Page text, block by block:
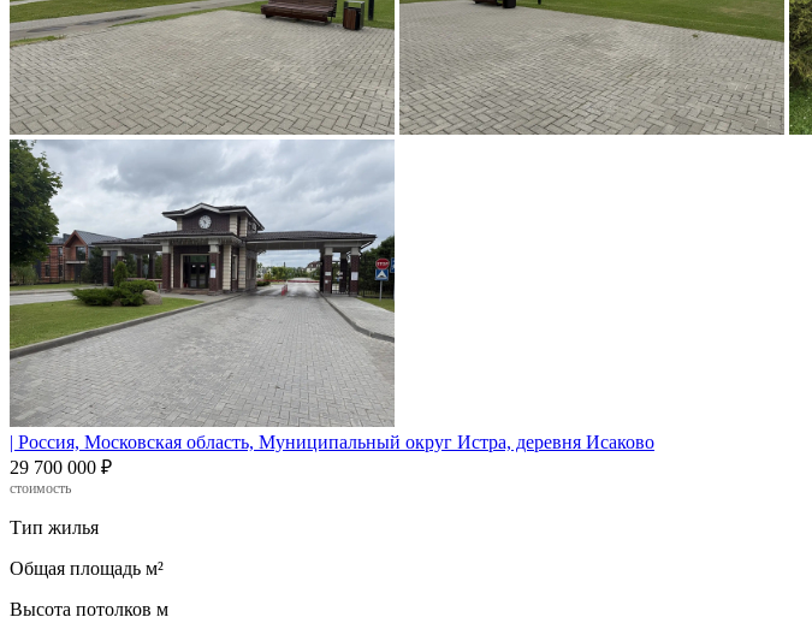
| Россия, Московская область, Муниципальный округ Истра, деревня Исаково
29 700 000 ₽
стоимость
Тип жилья
Общая площадь м²
Высота потолков м